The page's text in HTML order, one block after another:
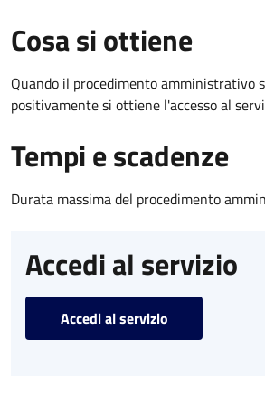
Cosa si ottiene
Quando il procedimento amministrativo
positivamente si ottiene l'accesso al
Tempi e scadenze
Durata massima del procedimento
Accedi al servizio
Accedi al servizio